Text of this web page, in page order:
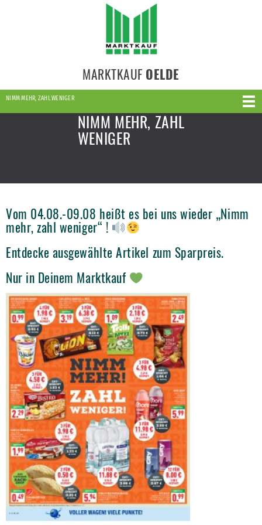
MARKTKAUF OELDE
NIMM MEHR, ZAHL WENIGER
NIMM MEHR, ZAHL
WENIGER
Vom 04.08.-09.08 heißt es bei uns wieder „Nimm
mehr, zahl weniger“ !
Entdecke ausgewählte Artikel zum Sparpreis.
Nur in Deinem Marktkauf